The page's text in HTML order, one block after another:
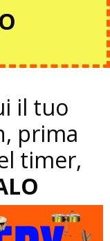
il tuo
prima
timer,